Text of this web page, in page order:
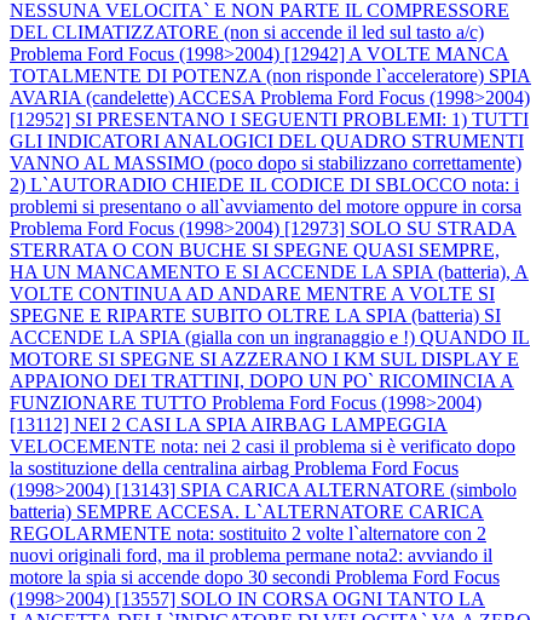
NESSUNA VELOCITA` E NON PARTE IL COMPRESSORE
DEL CLIMATIZZATORE (non si accende il led sul tasto a/c)
Problema Ford Focus (1998>2004) [12942] A VOLTE MANCA
TOTALMENTE DI POTENZA (non risponde l`acceleratore) SPIA
AVARIA (candelette) ACCESA Problema Ford Focus (1998>2004)
[12952] SI PRESENTANO I SEGUENTI PROBLEMI: 1) TUTTI
GLI INDICATORI ANALOGICI DEL QUADRO STRUMENTI
VANNO AL MASSIMO (poco dopo si stabilizzano correttamente)
2) L`AUTORADIO CHIEDE IL CODICE DI SBLOCCO nota: i
problemi si presentano o all`avviamento del motore oppure in corsa
Problema Ford Focus (1998>2004) [12973] SOLO SU STRADA
STERRATA O CON BUCHE SI SPEGNE QUASI SEMPRE,
HA UN MANCAMENTO E SI ACCENDE LA SPIA (batteria), A
VOLTE CONTINUA AD ANDARE MENTRE A VOLTE SI
SPEGNE E RIPARTE SUBITO OLTRE LA SPIA (batteria) SI
ACCENDE LA SPIA (gialla con un ingranaggio e !) QUANDO IL
MOTORE SI SPEGNE SI AZZERANO I KM SUL DISPLAY E
APPAIONO DEI TRATTINI, DOPO UN PO` RICOMINCIA A
FUNZIONARE TUTTO Problema Ford Focus (1998>2004)
[13112] NEI 2 CASI LA SPIA AIRBAG LAMPEGGIA
VELOCEMENTE nota: nei 2 casi il problema si è verificato dopo
la sostituzione della centralina airbag Problema Ford Focus
(1998>2004) [13143] SPIA CARICA ALTERNATORE (simbolo
batteria) SEMPRE ACCESA. L`ALTERNATORE CARICA
REGOLARMENTE nota: sostituito 2 volte l`alternatore con 2
nuovi originali ford, ma il problema permane nota2: avviando il
motore la spia si accende dopo 30 secondi Problema Ford Focus
(1998>2004) [13557] SOLO IN CORSA OGNI TANTO LA